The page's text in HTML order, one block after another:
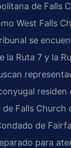
de Falls
West Falls
se
la Ruta 7 y la
residen
Falls Church
de
para